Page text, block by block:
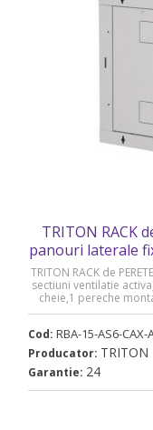
TRITON RACK
panouri laterale
TRITON RACK de
sectiuni ventilatie
cheie,1 pereche
Cod: RBA-15-AS6-CAX-
Producator: TRITON
Garantie: 24